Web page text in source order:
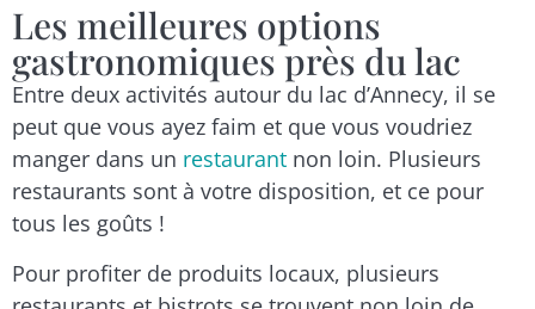
Les meilleures options
gastronomiques près du lac
Entre deux activités autour du lac d’Annecy, il se
peut que vous ayez faim et que vous voudriez
manger dans un restaurant non loin. Plusieurs
restaurants sont à votre disposition, et ce pour
tous les goûts !
Pour profiter de produits locaux, plusieurs